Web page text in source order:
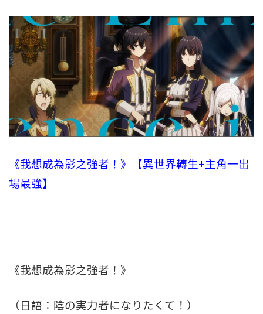
《我想成為影之強者！》【異世界轉生+主角一出
場最強】
《我想成為影之強者！》
（日語：陰の実力者になりたくて！）